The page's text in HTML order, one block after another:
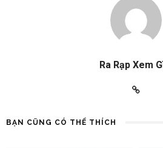
Ra Rạp Xem
BẠN CŨNG CÓ THỂ THÍCH